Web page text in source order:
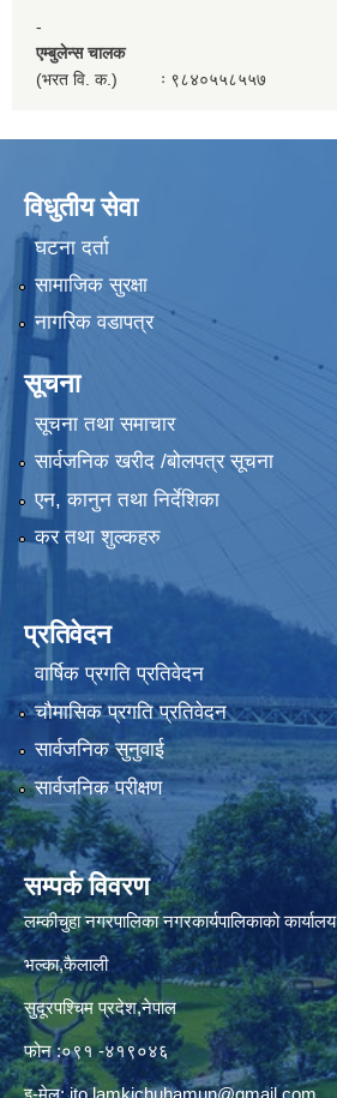
-
एम्बुलेन्स चालक
(भरत वि. क.) ः ९८४०५५८५५७
विधुतीय सेवा
घटना दर्ता
सामाजिक सुरक्षा
नागरिक वडापत्र
सूचना
सूचना तथा समाचार
सार्वजनिक खरीद /बोलपत्र सूचना
एन, कानुन तथा निर्देशिका
कर तथा शुल्कहरु
प्रतिवेदन
वार्षिक प्रगति प्रतिवेदन
चौमासिक प्रगति प्रतिवेदन
सार्वजनिक सुनुवाई
सार्वजनिक परीक्षण
सम्पर्क विवरण
लम्कीचुहा नगरपालिका नगरकार्यपालिकाको कार्यालय
भल्का,कैलाली
सुदूरपश्चिम प्रदेश,नेपाल
फोन :०९१ -४१९०४६
इ-मेल:ito.lamkichuhamun@gmail.com